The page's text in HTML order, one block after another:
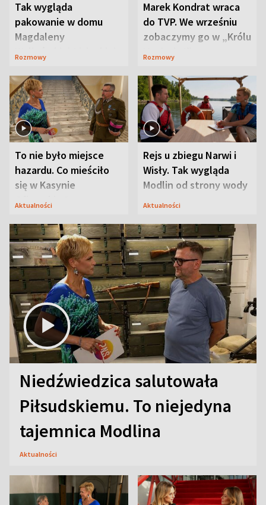
Tak wygląda
pakowanie w domu
Magdaleny
Waligórskiej-Lisieckiej.
Rozmowy
Marek Kondrat wraca
do TVP. We wrześniu
zobaczymy go w „Królu
Maciusiu I”
Rozmowy
To nie było miejsce
hazardu. Co mieściło
się w Kasynie
Oficerskim?
Aktualności
Rejs u zbiegu Narwi i
Wisły. Tak wygląda
Modlin od strony wody
Aktualności
Niedźwiedzica salutowała
Piłsudskiemu. To niejedyna
tajemnica Modlina
Aktualności